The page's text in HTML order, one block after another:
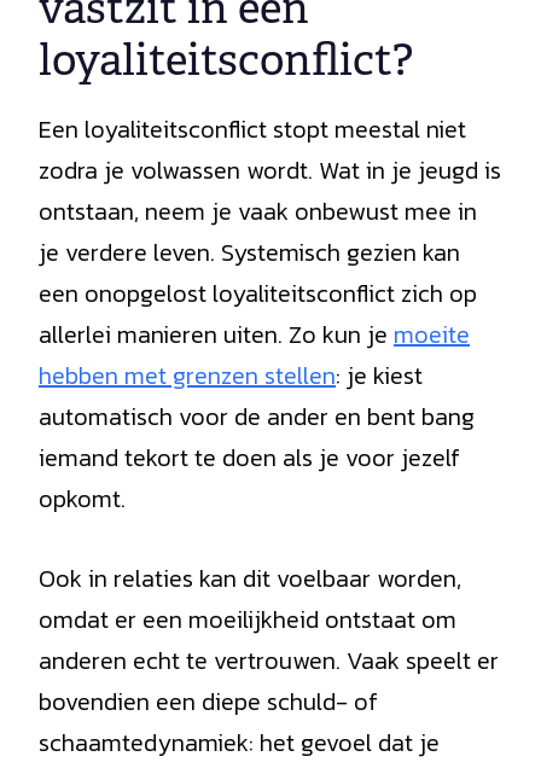
loyaliteitsconflict?
Een loyaliteitsconflict stopt meestal niet
zodra je volwassen wordt. Wat in je jeugd is
ontstaan, neem je vaak onbewust mee in
je verdere leven. Systemisch gezien kan
een onopgelost loyaliteitsconflict zich op
allerlei manieren uiten. Zo kun je moeite
hebben met grenzen stellen: je kiest
automatisch voor de ander en bent bang
iemand tekort te doen als je voor jezelf
opkomt.
Ook in relaties kan dit voelbaar worden,
omdat er een moeilijkheid ontstaat om
anderen echt te vertrouwen. Vaak speelt er
bovendien een diepe schuld- of
schaamtedynamiek: het gevoel dat je